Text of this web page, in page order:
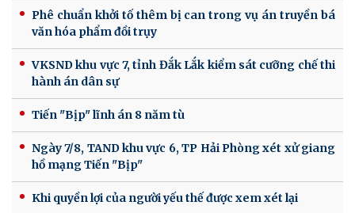
Phê chuẩn khởi tố thêm bị can trong vụ án truyền bá
văn hóa phẩm đồi trụy
VKSND khu vực 7, tỉnh Đắk Lắk kiểm sát cưỡng chế thi
hành án dân sự
Tiến "Bịp" lĩnh án 8 năm tù
Ngày 7/8, TAND khu vực 6, TP Hải Phòng xét xử giang
hồ mạng Tiến "Bịp"
Khi quyền lợi của người yếu thế được xem xét lại